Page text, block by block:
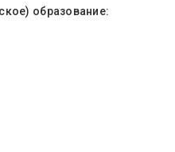
образование: